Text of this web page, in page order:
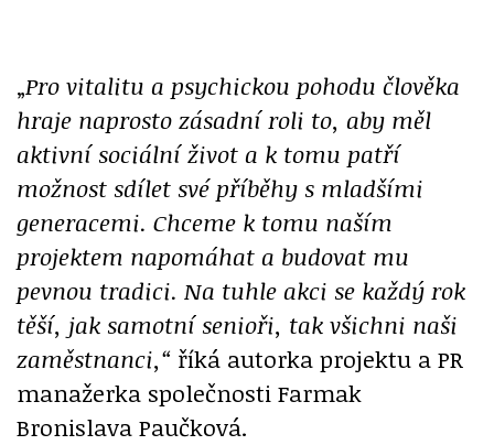
„Pro vitalitu a psychickou pohodu člověka
hraje naprosto zásadní roli to, aby měl
aktivní sociální život a k tomu patří
možnost sdílet své příběhy s mladšími
generacemi. Chceme k tomu naším
projektem napomáhat a budovat mu
pevnou tradici. Na tuhle akci se každý rok
těší, jak samotní senioři, tak všichni naši
zaměstnanci,“ říká autorka projektu a PR
manažerka společnosti Farmak
Bronislava Paučková.